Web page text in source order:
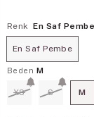
Renk En Saf Pembe
En Saf Pembe
Beden M
XS S M